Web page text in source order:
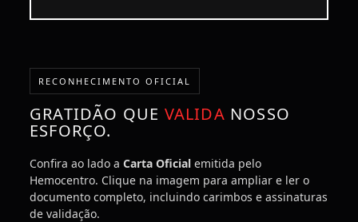
RECONHECIMENTO OFICIAL
GRATIDÃO QUE VALIDA NOSSO
ESFORÇO.
Confira ao lado a Carta Oficial emitida pelo
Hemocentro. Clique na imagem para ampliar e ler o
documento completo, incluindo carimbos e assinaturas
de validação.